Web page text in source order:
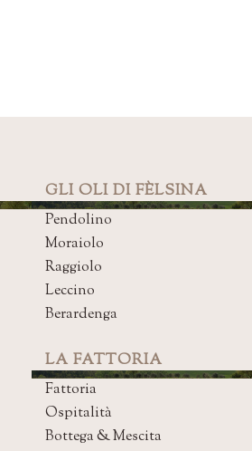
GLI OLI DI FÈLSINA
Pendolino
Moraiolo
Raggiolo
Leccino
Berardenga
LA FATTORIA
Fattoria
Ospitalità
Bottega & Mescita